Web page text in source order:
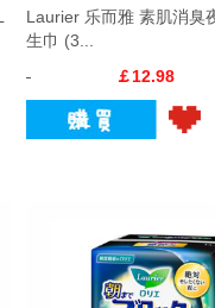
Laurier 乐而雅 素肌消臭
生巾 (3...
￡12.98